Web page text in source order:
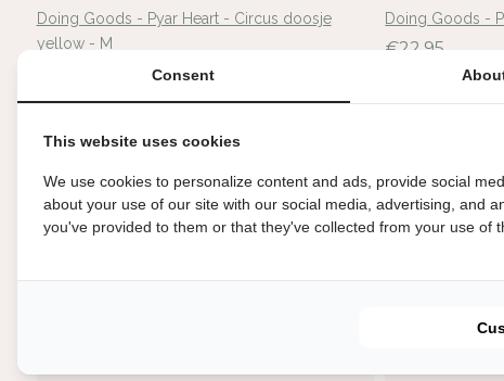
Doing Goods - Pyar Heart - Circus doosje
yellow - M
Doing Goods -
€22,95
Consent
This website uses cookies
We use cookies to personalize content and ads, provide social
about your use of our site with our social media, advertising, and
you've provided to them or that they've collected from your use of